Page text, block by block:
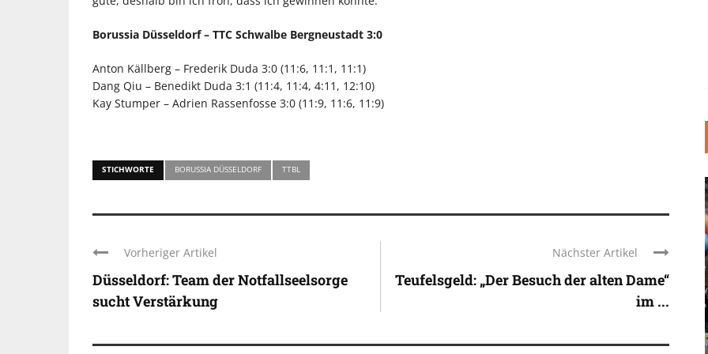
Borussia Düsseldorf – TTC Schwalbe Bergneustadt 3:0
Anton Källberg – Frederik Duda 3:0 (11:6, 11:1, 11:1)
Dang Qiu – Benedikt Duda 3:1 (11:4, 11:4, 4:11, 12:10)
Kay Stumper – Adrien Rassenfosse 3:0 (11:9, 11:6, 11:9)
STICHWORTE BORUSSIA DÜSSELDORF TTBL
Vorheriger Artikel
Düsseldorf: Team der Notfallseelsorge
sucht Verstärkung
Nächster Artikel
Teufelsgeld: „Der Besuch der alten Dame“
im ...
INDUSTRIELLER CHIC: WIE
KUNSTSTOFFFENSTER DEN
EINFAMILIENHAUS